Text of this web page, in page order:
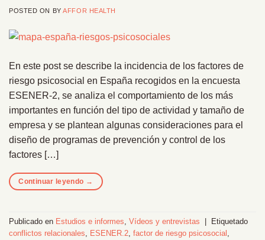
POSTED ON BYAFFOR HEALTH
En este post se describe la incidencia de los factores de
riesgo psicosocial en España recogidos en la encuesta
ESENER-2, se analiza el comportamiento de los más
importantes en función del tipo de actividad y tamaño de
empresa y se plantean algunas consideraciones para el
diseño de programas de prevención y control de los
factores […]
Continuar leyendo →
Publicado en Estudios e informes, Vídeos y entrevistas
Etiquetado
conflictos relacionales, ESENER.2, factor de riesgo psicosocial ,